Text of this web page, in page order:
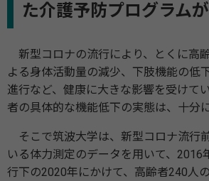
た介護予防プログラム
新型コロナの流⾏により、とくに⾼
よる⾝体活動量の減少、下肢機能の低
進⾏など、健康に⼤きな影響を受けて
者の具体的な機能低下の実態は、⼗分
そこで筑波⼤学は、新型コロナ流⾏
いる体⼒測定のデータを⽤いて、2016
⾏下の2020年にかけて、⾼齢者240人